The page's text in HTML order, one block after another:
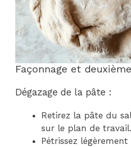
Façonnage et
Dégazage de la pâte :
Retirez la pâte du
sur le plan de travail.
Pétrissez